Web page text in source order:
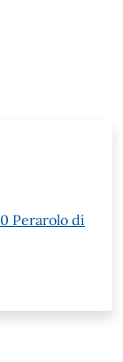
Perarolo di